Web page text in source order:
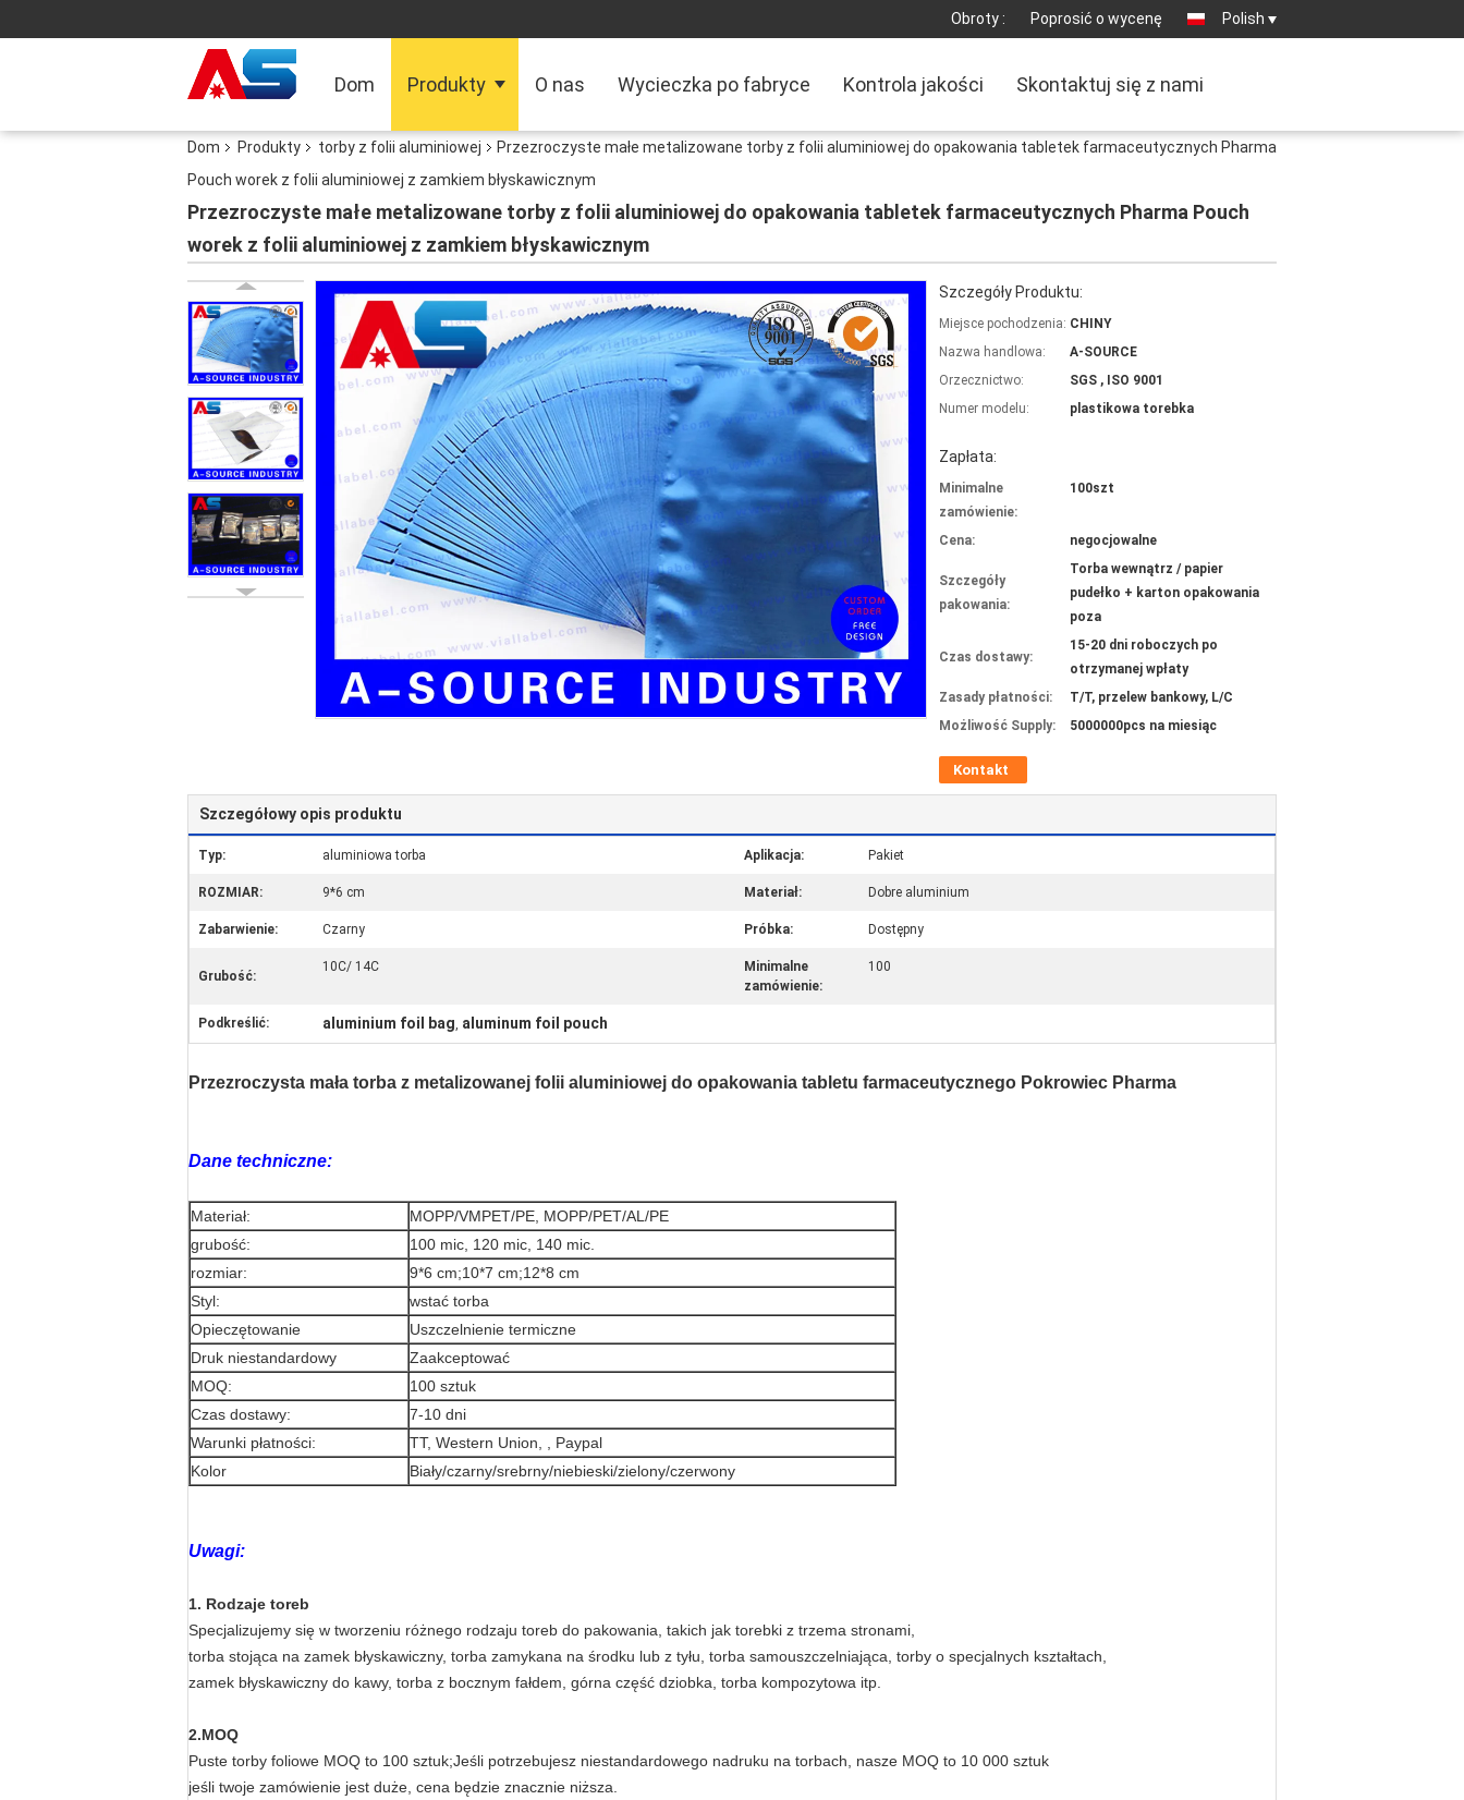
Obroty : Poprosić o wycenę Polish
Dom Produkty O nas Wycieczka po fabryce Kontrola jakości Skontaktuj się z nami
Dom Produkty torby z folii aluminiowej
Przezroczyste małe metalizowane torby z folii aluminiowej do opakowania tabletek farmaceutycznych Pharma
Pouch worek z folii aluminiowej z zamkiem błyskawicznym
Przezroczyste małe metalizowane torby z folii aluminiowej do opakowania tabletek farmaceutycznych Pharma Pouch
worek z folii aluminiowej z zamkiem błyskawicznym
Szczegóły Produktu:
Miejsce pochodzenia: CHINY
Nazwa handlowa:
A-SOURCE
Orzecznictwo:
SGS , ISO 9001
Numer modelu:
plastikowa torebka
Zapłata:
Minimalne
zamówienie:
100szt
Cena: negocjowalne
Szczegóły
pakowania:
Torba wewnątrz / papier
pudełko + karton opakowania
poza
Czas dostawy:
15-20 dni roboczych po
otrzymanej wpłaty
Zasady płatności:
T/T, przelew bankowy, L/C
Możliwość Supply:
5000000pcs na miesiąc
Kontakt
Szczegółowy opis produktu
Typ: aluminiowa torba Aplikacja: Pakiet
ROZMIAR: 9*6 cm Materiał: Dobre aluminium
Zabarwienie: Czarny Próbka: Dostępny
Grubość:
10C/ 14C
Minimalne
zamówienie:
100
Podkreślić: aluminium foil bag, aluminum foil pouch
Przezroczysta mała torba z metalizowanej folii aluminiowej do opakowania tabletu farmaceutycznego Pokrowiec Pharma
Dane techniczne:
Materiał:
MOPP/VMPET/PE, MOPP/PET/AL/PE
grubość:
100 mic, 120 mic, 140 mic.
rozmiar:
9*6 cm;10*7 cm;12*8 cm
Styl:
wstać torba
Opieczętowanie
Uszczelnienie termiczne
Druk niestandardowy
Zaakceptować
MOQ:
100 sztuk
Czas dostawy:
7-10 dni
Warunki płatności:
TT, Western Union, , Paypal
Kolor
Biały/czarny/srebrny/niebieski/zielony/czerwony
Uwagi:
1. Rodzaje toreb
Specjalizujemy się w tworzeniu różnego rodzaju toreb do pakowania, takich jak torebki z trzema stronami,
torba stojąca na zamek błyskawiczny, torba zamykana na środku lub z tyłu, torba samouszczelniająca, torby o specjalnych kształtach,
zamek błyskawiczny do kawy, torba z bocznym fałdem, górna część dziobka, torba kompozytowa itp.
2.MOQ
Puste torby foliowe MOQ to 100 sztuk;Jeśli potrzebujesz niestandardowego nadruku na torbach, nasze MOQ to 10 000 sztuk
jeśli twoje zamówienie jest duże, cena będzie znacznie niższa.